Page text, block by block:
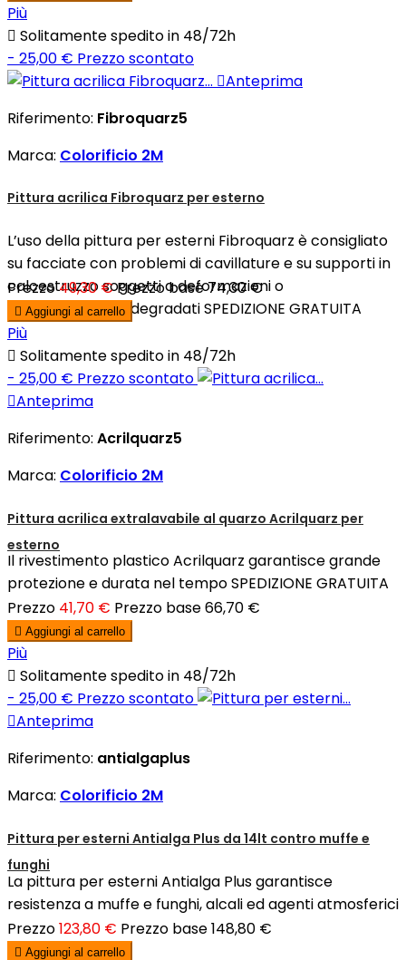
Più
 Solitamente spedito in 48/72h
- 25,00 € Prezzo scontato
Anteprima
Riferimento: Fibroquarz5
Marca: Colorificio 2M
Pittura acrilica Fibroquarz per esterno
L’uso della pittura per esterni Fibroquarz è consigliato
su facciate con problemi di cavillature e su supporti in
calcestruzzo soggetti a deformazioni o
particolarmente degradati SPEDIZIONE GRATUITA
Prezzo49,30 €Prezzo base74,30 €
 Aggiungi al carrello
Più
 Solitamente spedito in 48/72h
- 25,00 € Prezzo scontato
Anteprima
Riferimento: Acrilquarz5
Marca: Colorificio 2M
Pittura acrilica extralavabile al quarzo Acrilquarz per
esterno
Il rivestimento plastico Acrilquarz garantisce grande
protezione e durata nel tempo SPEDIZIONE GRATUITA
Prezzo 41,70 € Prezzo base66,70 €
 Aggiungi al carrello
Più
 Solitamente spedito in 48/72h
- 25,00 € Prezzo scontato
Anteprima
Riferimento: antialgaplus
Marca: Colorificio 2M
Pittura per esterni Antialga Plus da 14lt contro muffe e
funghi
La pittura per esterni Antialga Plus garantisce
resistenza a muffe e funghi, alcali ed agenti atmosferici
Prezzo123,80 € Prezzo base148,80 €
 Aggiungi al carrello